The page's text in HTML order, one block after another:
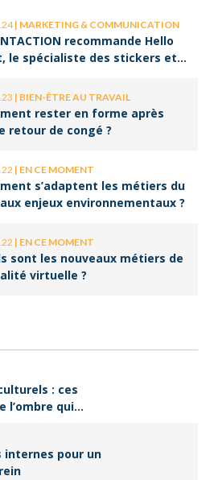
| MARKETING & COMMUNICATION
recommande Hello
le spécialiste des stickers et
| BIEN-ÊTRE AU TRAVAIL
rester en forme après
retour de congé ?
| EN CE MOMENT
s’adaptent les métiers du
aux enjeux environnementaux ?
| EN CE MOMENT
sont les nouveaux métiers de
virtuelle ?
: ces
l’ombre qui
internes pour un